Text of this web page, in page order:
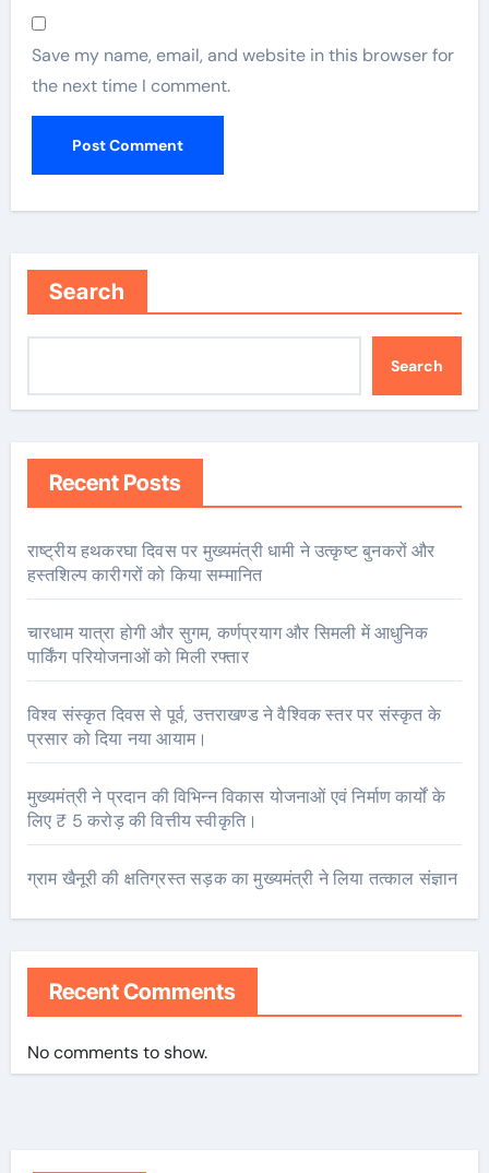
Save my name, email, and website in this browser for
the next time I comment.
Search
Search
Recent Posts
राष्ट्रीय हथकरघा दिवस पर मुख्यमंत्री धामी ने उत्कृष्ट बुनकरों और
हस्तशिल्प कारीगरों को किया सम्मानित
चारधाम यात्रा होगी और सुगम, कर्णप्रयाग और सिमली में आधुनिक
पार्किंग परियोजनाओं को मिली रफ्तार
विश्व संस्कृत दिवस से पूर्व, उत्तराखण्ड ने वैश्विक स्तर पर संस्कृत के
प्रसार को दिया नया आयाम।
मुख्यमंत्री ने प्रदान की विभिन्न विकास योजनाओं एवं निर्माण कार्यों के
लिए ₹ 5 करोड़ की वित्तीय स्वीकृति।
ग्राम खैनूरी की क्षतिग्रस्त सड़क का मुख्यमंत्री ने लिया तत्काल संज्ञान
Recent Comments
No comments to show.